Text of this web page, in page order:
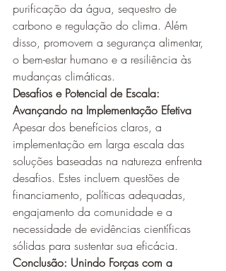
purificação da água, sequestro de
carbono e regulação do clima. Além
disso, promovem a segurança alimentar,
o bem-estar humano e a resiliência às
mudanças climáticas.
Desafios e Potencial de Escala:
Avançando na Implementação Efetiva
Apesar dos benefícios claros, a
implementação em larga escala das
soluções baseadas na natureza enfrenta
desafios. Estes incluem questões de
financiamento, políticas adequadas,
engajamento da comunidade e a
necessidade de evidências científicas
sólidas para sustentar sua eficácia.
Conclusão: Unindo Forças com a